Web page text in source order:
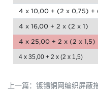
4 x 10,00 + (2 x 0,75) +
4 x 16,00 + 2 x (2 x 1)
4 x 25,00 + 2 x (2 x 1,5)
4 x 35,00 + 2 x (2 x 1,5)
上一篇： 镀锡铜网编织屏蔽